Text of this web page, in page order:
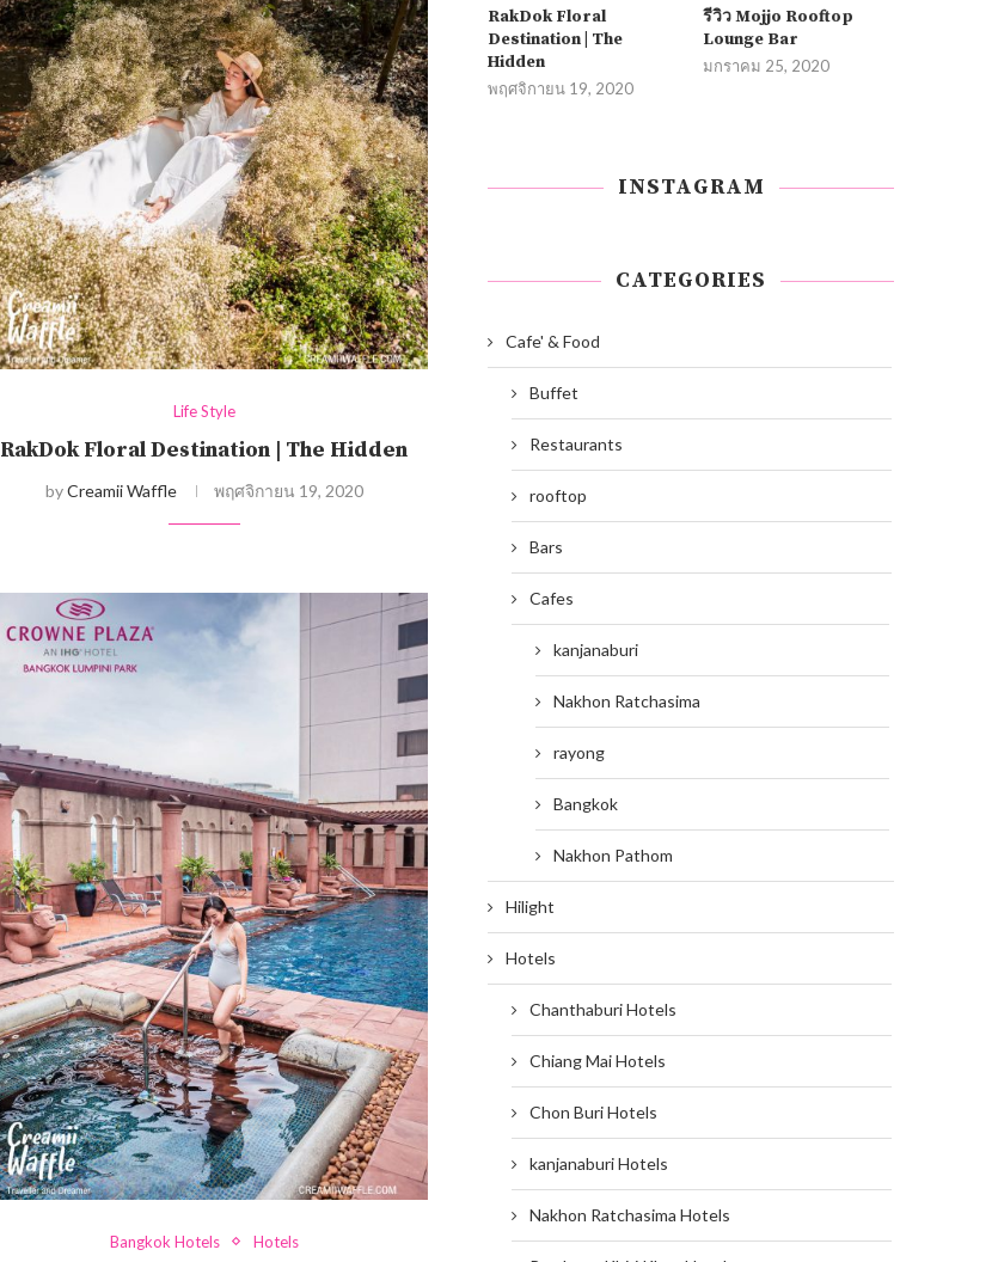
Life Style
RakDok Floral Destination | The Hidden
byCreamii Waffle พฤศจิกายน 19, 2020
Bangkok Hotels Hotels
RakDok Floral
Destination | The
Hidden
พฤศจิกายน 19, 2020
รีวิว Mojjo Rooftop
Lounge Bar
มกราคม 25, 2020
INSTAGRAM
CATEGORIES
Cafe' & Food
Buffet
Restaurants
rooftop
Bars
Cafes
kanjanaburi
Nakhon Ratchasima
rayong
Bangkok
Nakhon Pathom
Hilight
Hotels
Chanthaburi Hotels
Chiang Mai Hotels
Chon Buri Hotels
kanjanaburi Hotels
Nakhon Ratchasima Hotels